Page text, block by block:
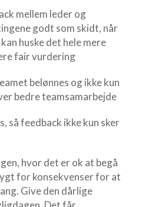
mellem leder og
godt som skidt, når
huske det hele mere
fair vurdering
belønnes og ikke kun
bedre teamsamarbejde
så feedback ikke kun sker
hvor det er ok at begå
for konsekvenser for at
Give den dårlige